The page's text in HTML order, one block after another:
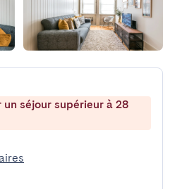
séjour supérieur à 28